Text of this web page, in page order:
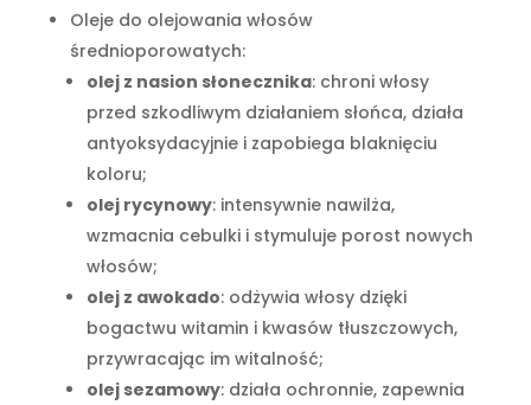
Oleje do olejowania włosów
średnioporowatych:
olej z nasion słonecznika: chroni włosy
przed szkodliwym działaniem słońca, działa
antyoksydacyjnie i zapobiega blaknięciu
koloru;
olej rycynowy: intensywnie nawilża,
wzmacnia cebulki i stymuluje porost nowych
włosów;
olej z awokado: odżywia włosy dzięki
bogactwu witamin i kwasów tłuszczowych,
przywracając im witalność;
olej sezamowy: działa ochronnie, zapewnia